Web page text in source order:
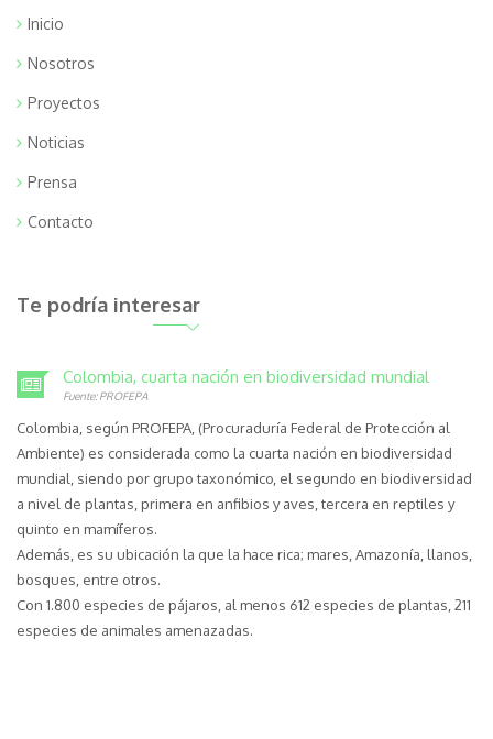
Inicio
Nosotros
Proyectos
Noticias
Prensa
Contacto
Te podría interesar
Colombia, cuarta nación en biodiversidad mundial
Fuente: PROFEPA
Colombia, según PROFEPA, (Procuraduría Federal de Protección al
Ambiente) es considerada como la cuarta nación en biodiversidad
mundial, siendo por grupo taxonómico, el segundo en biodiversidad
a nivel de plantas, primera en anfibios y aves, tercera en reptiles y
quinto en mamíferos.
Además, es su ubicación la que la hace rica; mares, Amazonía, llanos,
bosques, entre otros.
Con 1.800 especies de pájaros, al menos 612 especies de plantas, 211
especies de animales amenazadas.